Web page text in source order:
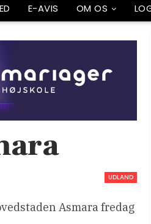
E-AVIS OM OS
UDLAND
Asmara fredag